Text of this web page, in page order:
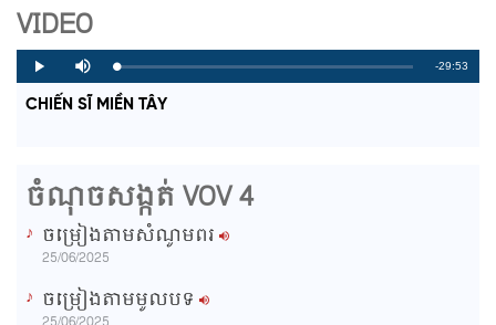
VIDEO
P
l
y
M
u
e
L
o
a
d
P
r
o
g
R
-29:53
CHIẾN SĨ MIỀN TÂY
ចំណុចសង្កត់ VOV 4
ចម្រៀងតាមសំណូមពរ
25/06/2025
ចម្រៀងតាមមូលបទ